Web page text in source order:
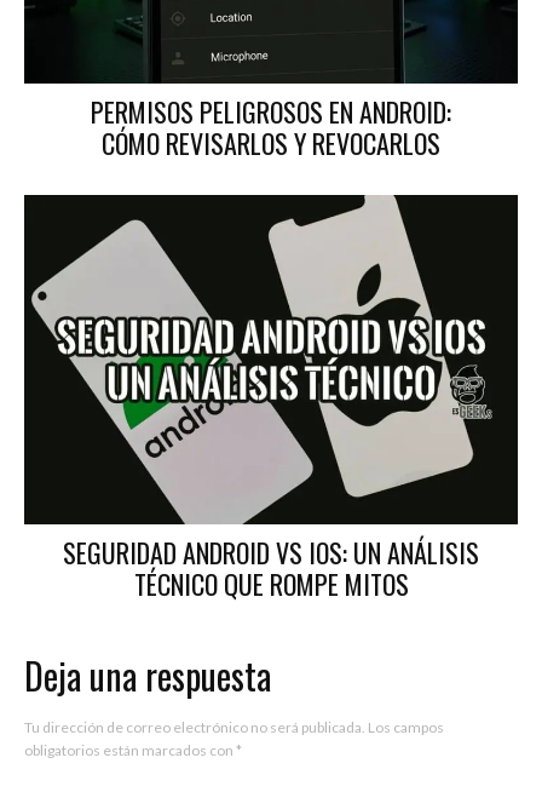
PERMISOS PELIGROSOS EN ANDROID:
CÓMO REVISARLOS Y REVOCARLOS
SEGURIDAD ANDROID VS IOS: UN ANÁLISIS
TÉCNICO QUE ROMPE MITOS
Deja una respuesta
Tu dirección de correo electrónico no será publicada. Los campos
obligatorios están marcados con *